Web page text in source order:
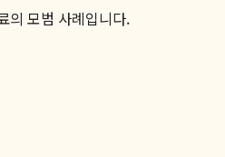
의 모범 사례입니다.